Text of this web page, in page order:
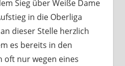
Sieg über Weiße Dame
in die Oberliga
dieser Stelle herzlich
es bereits in den
oft nur wegen eines